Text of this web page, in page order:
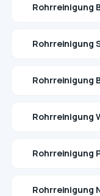
Rohrreinigung
Rohrreinigung
Rohrreinigung
Rohrreinigung
Rohrreinigung
Rohrreinigung